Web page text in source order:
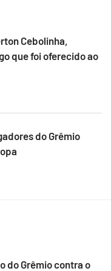
Cebolinha,
que foi oferecido ao
do Grêmio
do Grêmio contra o